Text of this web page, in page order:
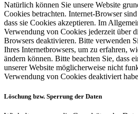
Natürlich können Sie unsere Website
Cookies betrachten. Internet-Browser
dass sie Cookies akzeptieren. Im
Verwendung von Cookies jederzeit über
Browsers deaktivieren. Bitte verwenden
Ihres Internetbrowsers, um zu erfahren,
ändern können. Bitte beachten Sie, dass
unserer Website möglicherweise nicht
Verwendung von Cookies deaktiviert
Löschung bzw. Sperrung der Daten